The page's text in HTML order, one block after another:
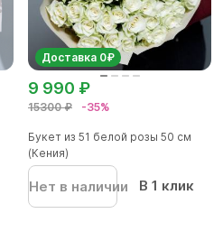
Доставка 0₽
15300 ₽ -35%
9 990 ₽
Букет из 51 белой розы 50 см
(Кения)
Нет в наличии В 1 клик